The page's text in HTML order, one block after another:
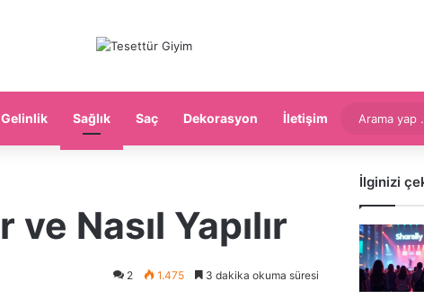
Gelinlik Sağlık Saç Dekorasyon İletişim
Nasıl Yapılır
2 1.475 3 dakika okuma süresi
İlginizi